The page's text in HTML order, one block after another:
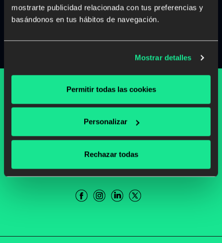
mostrarte publicidad relacionada con tus preferencias y
basándonos en tus hábitos de navegación.
Mostrar detalles
Permitir todas las cookies
Personalizar
Rechazar todas
It seems we can’t find what you’re looking for. Perhaps
searching can help.
Search
CONTENT PROVIDERS
SALES PARTNERS